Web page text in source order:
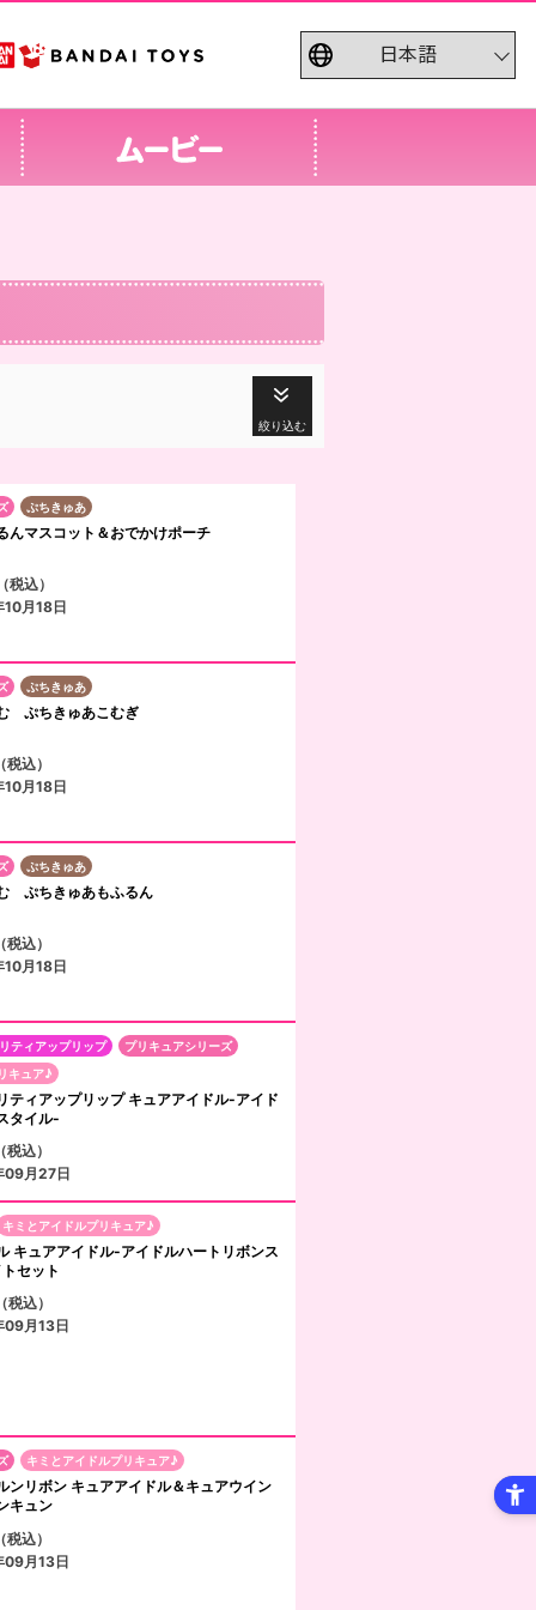
絞り込む
ぷちきゅあ
んマスコット＆おでかけポーチ
込）
月18日
ぷちきゅあ
ぷちきゅあこむぎ
込）
月18日
ぷちきゅあ
ぷちきゅあもふるん
込）
月18日
ティアップリップ
プリキュアシリーズ
キュア♪
ィアップリップ キュアアイドル-アイド
タイル-
込）
09月27日
キミとアイドルプリキュア♪
キュアアイドル-アイドルハートリボンス
セット
込）
09月13日
キミとアイドルプリキュア♪
ンリボン キュアアイドル＆キュアウイン
キュン
込）
09月13日